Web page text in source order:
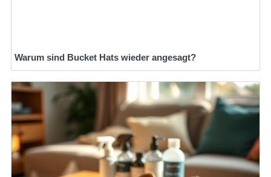
Warum sind Bucket Hats wieder angesagt?